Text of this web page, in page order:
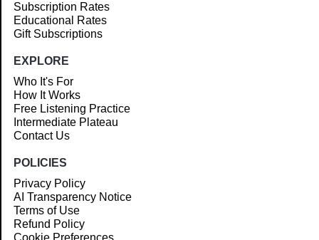
Subscription Rates
Educational Rates
Gift Subscriptions
EXPLORE
Who It's For
How It Works
Free Listening Practice
Intermediate Plateau
Contact Us
POLICIES
Privacy Policy
AI Transparency Notice
Terms of Use
Refund Policy
Cookie Preferences